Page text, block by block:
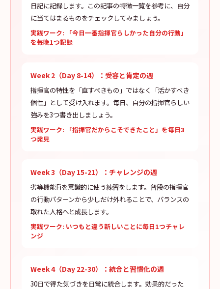
日記に記録します。この記事の特徴一覧を参考に、自分
に当てはまるものをチェックしてみましょう。
実践ワーク: 「今日一番指揮官らしかった自分の行動」
を毎晩1つ記録
Week 2（Day 8-14）：受容と肯定の週
指揮官の特性を「直すべきもの」ではなく「活かすべき
個性」として受け入れます。毎日、自分の指揮官らしい
強みを3つ書き出しましょう。
実践ワーク: 「指揮官だからこそできたこと」を毎日3
つ発見
Week 3（Day 15-21）：チャレンジの週
劣等機能Fiを意識的に使う練習をします。普段の指揮官
の行動パターンから少しだけ外れることで、バランスの
取れた人格へと成長します。
実践ワーク: いつもと違う新しいことに毎日1つチャレ
ンジ
Week 4（Day 22-30）：統合と習慣化の週
30日で得た気づきを日常に統合します。効果的だった